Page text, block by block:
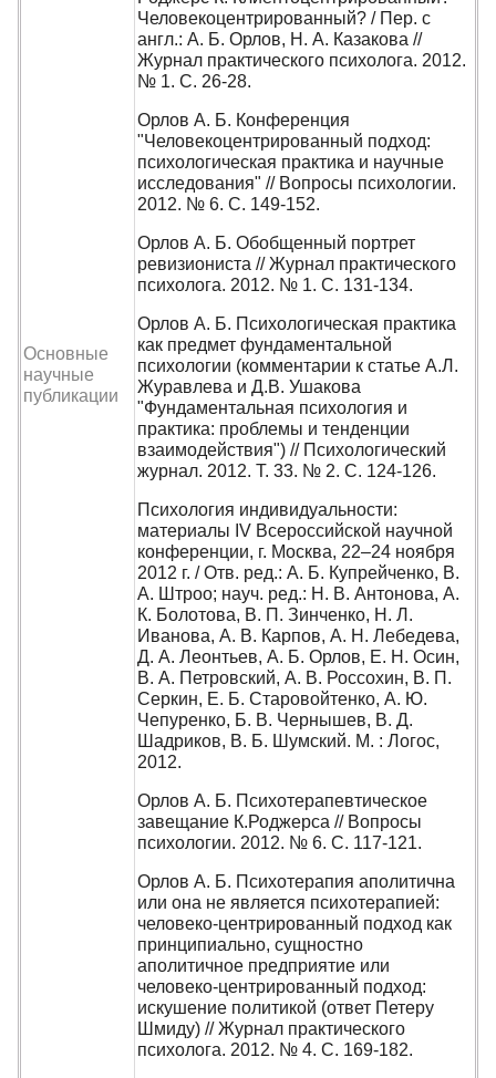
Основные
научные
публикации
Человекоцентрированный? / Пер. с
англ.: А. Б. Орлов, Н. А. Казакова //
Журнал практического психолога. 2012.
№ 1. С. 26-28.
Орлов А. Б. Конференция
"Человекоцентрированный подход:
психологическая практика и научные
исследования" // Вопросы психологии.
2012. № 6. С. 149-152.
Орлов А. Б. Обобщенный портрет
ревизиониста // Журнал практического
психолога. 2012. № 1. С. 131-134.
Орлов А. Б. Психологическая практика
как предмет фундаментальной
психологии (комментарии к статье А.Л.
Журавлева и Д.В. Ушакова
"Фундаментальная психология и
практика: проблемы и тенденции
взаимодействия") // Психологический
журнал. 2012. Т. 33. № 2. С. 124-126.
Психология индивидуальности:
материалы IV Всероссийской научной
конференции, г. Москва, 22–24 ноября
2012 г. / Отв. ред.: А. Б. Купрейченко, В.
А. Штроо; науч. ред.: Н. В. Антонова, А.
К. Болотова, В. П. Зинченко, Н. Л.
Иванова, А. В. Карпов, А. Н. Лебедева,
Д. А. Леонтьев, А. Б. Орлов, Е. Н. Осин,
В. А. Петровский, А. В. Россохин, В. П.
Серкин, Е. Б. Старовойтенко, А. Ю.
Чепуренко, Б. В. Чернышев, В. Д.
Шадриков, В. Б. Шумский. М. : Логос,
2012.
Орлов А. Б. Психотерапевтическое
завещание К.Роджерса // Вопросы
психологии. 2012. № 6. С. 117-121.
Орлов А. Б. Психотерапия аполитична
или она не является психотерапией:
человеко-центрированный подход как
принципиально, сущностно
аполитичное предприятие или
человеко-центрированный подход:
искушение политикой (ответ Петеру
Шмиду) // Журнал практического
психолога. 2012. № 4. С. 169-182.